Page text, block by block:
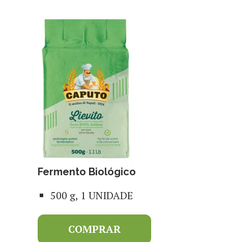
Fermento Biológico
500 g, 1 UNIDADE
COMPRAR